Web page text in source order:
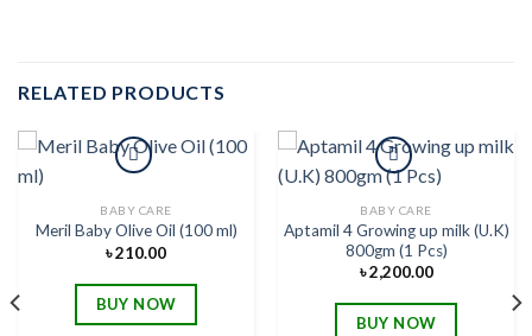
RELATED PRODUCTS
Add to wishlist
BABY CARE
Meril Baby Olive Oil (100 ml)
৳210.00
BUY NOW
Add to wishlist
BABY CARE
Aptamil 4 Growing up milk (U.K)
800gm (1 Pcs)
৳2,200.00
BUY NOW